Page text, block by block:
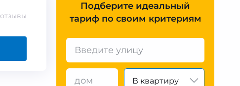
отзывы
Подберите идеальный
тариф по своим критериям
В квартиру